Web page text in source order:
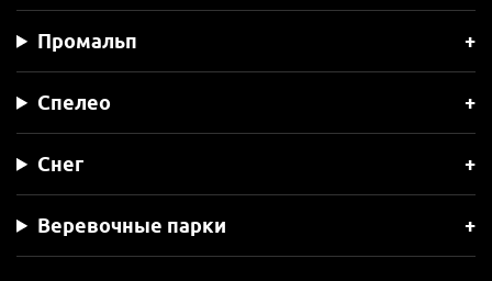
Промальп
Спелео
Снег
Веревочные парки